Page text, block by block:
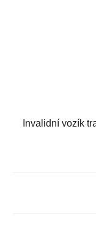
Invalidní vozík